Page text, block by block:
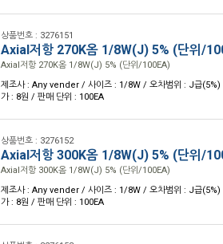
상품번호 : 3276151
Axial저항 270K옴 1/8W(J) 5% (단위/
Axial저항 270K옴 1/8W(J) 5% (단위/100EA)
제조사 : Any vender / 사이즈 : 1/8W / 오차범위 : J급
가 : 8원 / 판매 단위 : 100EA
상품번호 : 3276152
Axial저항 300K옴 1/8W(J) 5% (단위/
Axial저항 300K옴 1/8W(J) 5% (단위/100EA)
제조사 : Any vender / 사이즈 : 1/8W / 오차범위 : J급
가 : 8원 / 판매 단위 : 100EA